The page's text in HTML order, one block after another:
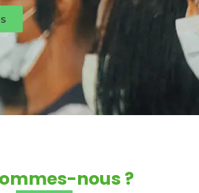
nous ?